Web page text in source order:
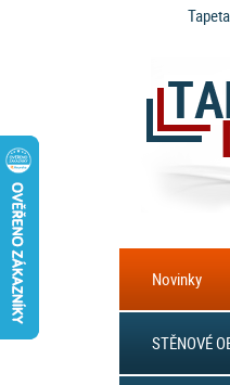
Novinky
STĚNOVÉ